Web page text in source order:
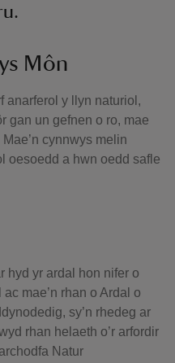
Môn
anarferol y llyn naturiol,
gan un gefnen o ro, mae
cynnwys melin
oesoedd a hwn oedd safle
hyd yr ardal hon nifer o
mae’n rhan o Ardal o
sy’n rhedeg ar
rhan helaeth o’r arfordir
Natur